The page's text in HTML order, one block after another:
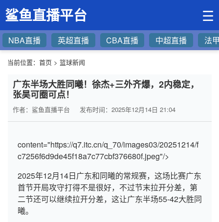
鲨鱼直播平台 ☰
NBA直播 英超直播 CBA直播 中超直播 法
当前位置： 首页 > 篮球新闻
广东半场大胜同曦！徐杰+三外齐爆，2内稳定，
张昊可圈可点！
作者：鲨鱼直播平台 发布时间：2025年12月14日 21:04
content="https://q7.itc.cn/q_70/images03/20251214/f
c7256f6d9de45f18a7c77cbf376680f.jpeg"/>
2025年12月14日广东和同曦的常规赛，这场比赛广东
首节开局攻守打得不是很好，不过节末拉开分差，第
二节还可以继续拉开分差，这让广东半场55-42大胜同
曦。